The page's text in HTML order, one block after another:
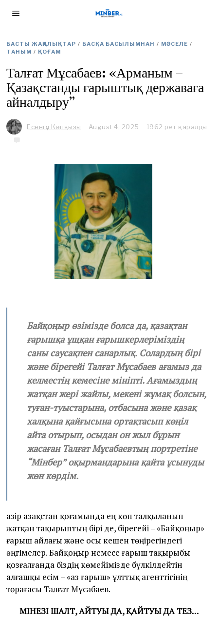
БАСТЫ ЖАҢАЛЫҚТАР / БАСҚА БАСЫЛЫМНАН / МӘСЕЛЕ /
ТАНЫМ / ҚОҒАМ
Талғат Мұсабаев: «Арманым –
Қазақстанды ғарыштық державаға
айналдыру”
Есенгүл Кәпқызы August 4, 2025 1962 рет қаралды
Байқоңыр өзімізде болса да, қазақтан
ғарышқа ұщқан ғарышкерлеріміздің
саны саусақпен санарлық. Солардың бірі
және бірегейі Талғат Мұсабаев ағамыз да
келместің кемесіне мініпті. Ағамыздың
жатқан жері жайлы, мекені жұмақ болсын,
туған-туыстарына, отбасына және қазақ
халқына қайғысына ортақтасып көңіл
айта отырып, осыдан он жыл бұрын
жасаған Талғат Мұсабаевтың портретіне
“Мінбер” оқырмандарына қайта ұсынуды
жөн көрдім.
Қазір Қазақстан қоғамында ең көп талқыланып
жатқан тақырыптың бірі де, бірегейі – «Байқоңыр»
ғарыш айлағы және осы кешен төңірегіндегі
әңгімелер. Байқоңыр немесе ғарыш тақырыбы
қозғалғанда біздің көмейімізде бүлкілдейтін
алғашқы есім – «Қаз ғарыш» ұлттық агенттігінің
төрағасы Талғат Мұсабаев.
МІНЕЗІ ШАЛТ, АЙТУЫ ДА, ҚАЙТУЫ ДА ТЕЗ…